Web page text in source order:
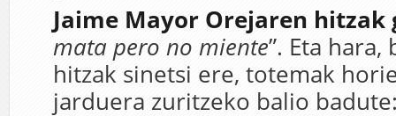
Jaime Mayor Orejaren hitzak
mata pero no miente”. Eta
hitzak sinetsi ere, totemak
jarduera zuritzeko balio